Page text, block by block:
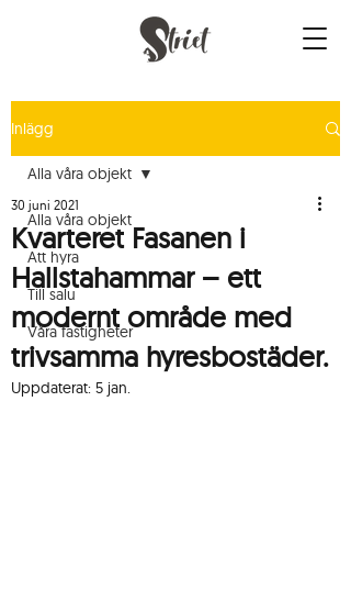
Inlägg
Alla våra objekt
Att hyra
Till salu
Våra fastigheter
Alla våra objekt
Kvarteret Fasanen i
Hallstahammar – ett
modernt område med
trivsamma hyresbostäder.
30 juni 2021
Uppdaterat: 5 jan.